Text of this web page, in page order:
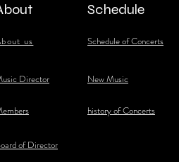
us
Director
of Director
Schedule
Schedule of Concerts
New Music
history of Concerts